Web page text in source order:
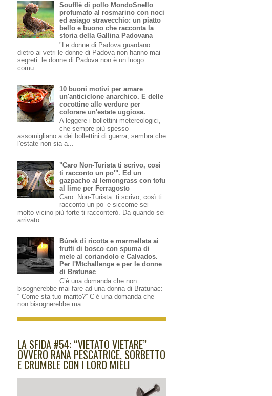
Soufflè di pollo MondoSnello
profumato al rosmarino con noci
ed asiago stravecchio: un piatto
bello e buono che racconta la
storia della Gallina Padovana
"Le donne di Padova guardano
dietro ai vetri le donne di Padova non hanno mai
segreti le donne di Padova non è un luogo
comu...
10 buoni motivi per amare
un'anticiclone anarchico. E delle
cocottine alle verdure per
colorare un'estate uggiosa.
A leggere i bollettini metereologici,
che sempre più spesso
assomigliano a dei bollettini di guerra, sembra che
l'estate non sia a...
"Caro Non-Turista ti scrivo, così
ti racconto un po'". Ed un
gazpacho al lemongrass con tofu
al lime per Ferragosto
Caro Non-Turista ti scrivo, così ti
racconto un po’ e siccome sei
molto vicino più forte ti racconterò. Da quando sei
arrivato ...
Búrek di ricotta e marmellata ai
frutti di bosco con spuma di
mele al coriandolo e Calvados.
Per l'Mtchallenge e per le donne
di Bratunac
C’è una domanda che non
bisognerebbe mai fare ad una donna di Bratunac:
“ Come sta tuo marito?” C’è una domanda che
non bisognerebbe ma...
LA SFIDA #54: “VIETATO VIETARE”
OVVERO RANA PESCATRICE, SORBETTO
E CRUMBLE CON I LORO MIELI